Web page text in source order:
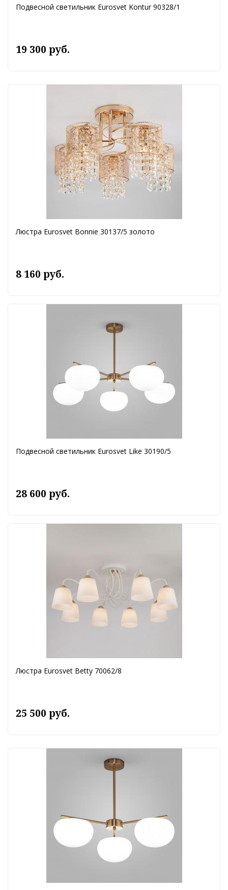
Подвесной светильник Eurosvet Kontur 90328/1
19 300 руб.
Люстра Eurosvet Bonnie 30137/5 золото
8 160 руб.
Подвесной светильник Eurosvet Like 30190/5
28 600 руб.
Люстра Eurosvet Betty 70062/8
25 500 руб.